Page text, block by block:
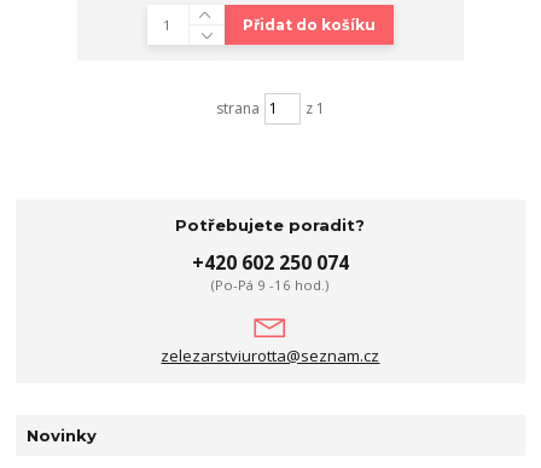
Přidat do košíku
strana z 1
Potřebujete poradit?
+420 602 250 074
(Po-Pá 9 -16 hod.)
zelezarstviurotta@seznam.cz
Novinky